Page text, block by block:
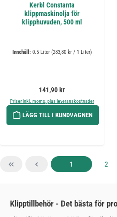
Kerbl Constanta
klippmaskinolja för
klipphuvuden, 500 ml
Innehåll: 0.5 Liter (283,80 kr / 1 Liter)
Ordinarie pris:
141,90 kr
Priser inkl. moms, plus leveranskostnader
LÄGG TILL I KUNDVAGNEN
Sida
1 Sida
2
Klipptillbehör - Det bästa för